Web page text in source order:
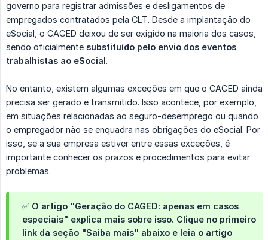
governo para registrar admissões e desligamentos de
empregados contratados pela CLT. Desde a implantação do
eSocial, o CAGED deixou de ser exigido na maioria dos casos,
sendo oficialmente substituído pelo envio dos eventos
trabalhistas ao eSocial.
No entanto, existem algumas exceções em que o CAGED ainda
precisa ser gerado e transmitido. Isso acontece, por exemplo,
em situações relacionadas ao seguro-desemprego ou quando
o empregador não se enquadra nas obrigações do eSocial. Por
isso, se a sua empresa estiver entre essas exceções, é
importante conhecer os prazos e procedimentos para evitar
problemas.
✅ O artigo "Geração do CAGED: apenas em casos
especiais" explica mais sobre isso. Clique no primeiro
link da seção "Saiba mais" abaixo e leia o artigo